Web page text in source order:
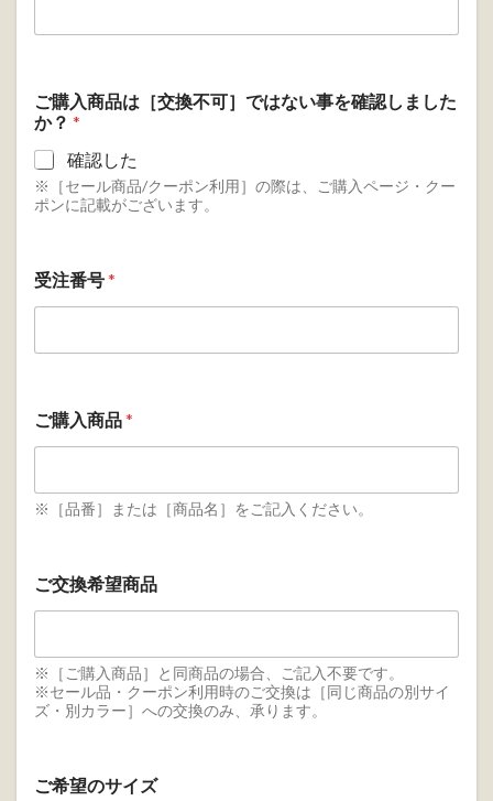
ご購入商品は［交換不可］ではない事を確認しました
か？ *
確認した
※［セール商品/クーポン利用］の際は、ご購入ページ・クー
ポンに記載がございます。
受注番号*
ご購入商品*
※［品番］または［商品名］をご記入ください。
ご交換希望商品
※［ご購入商品］と同商品の場合、ご記入不要です。
※セール品・クーポン利用時のご交換は［同じ商品の別サイ
ズ・別カラー］への交換のみ、承ります。
ご希望のサイズ